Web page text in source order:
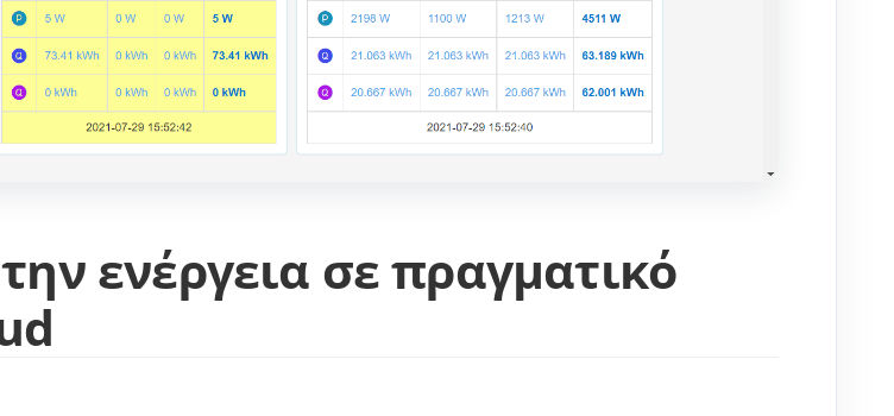
ενέργεια σε πραγματικό